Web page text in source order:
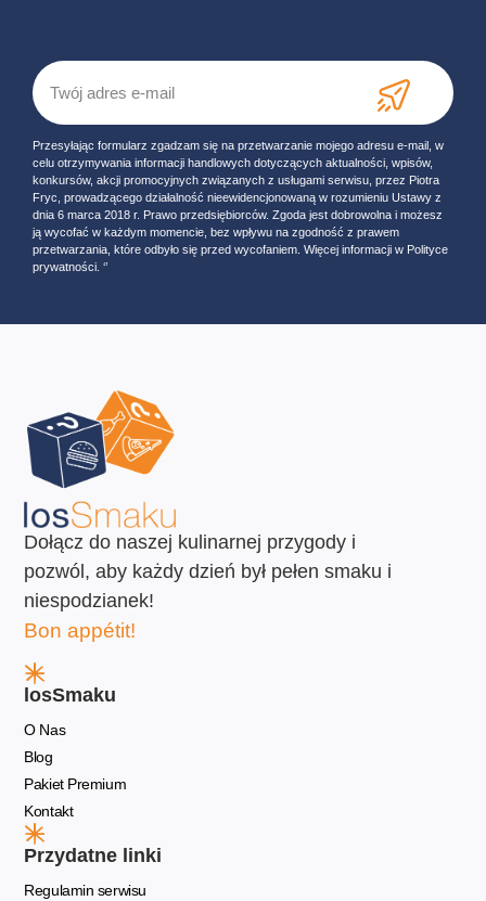
Przesyłając formularz zgadzam się na przetwarzanie mojego adresu e-mail, w
celu otrzymywania informacji handlowych dotyczących aktualności, wpisów,
konkursów, akcji promocyjnych związanych z usługami serwisu, przez Piotra
Fryc, prowadzącego działalność nieewidencjonowaną w rozumieniu Ustawy z
dnia 6 marca 2018 r. Prawo przedsiębiorców. Zgoda jest dobrowolna i możesz
ją wycofać w każdym momencie, bez wpływu na zgodność z prawem
przetwarzania, które odbyło się przed wycofaniem. Więcej informacji w Polityce
prywatności. ‘’
Dołącz do naszej kulinarnej przygody i
pozwól, aby każdy dzień był pełen smaku i
niespodzianek!
Bon appétit!
losSmaku
O Nas
Blog
Pakiet Premium
Kontakt
Przydatne linki
Regulamin serwisu